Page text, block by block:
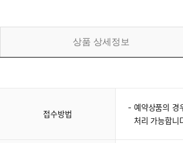
상품 상세정보
접수방법
예약상품의 경
처리 가능합니